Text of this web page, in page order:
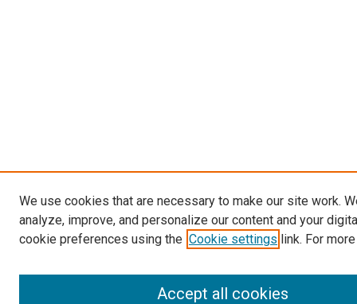
We use cookies that are necessary to make our site work.
analyze, improve, and personalize our content and your
cookie preferences using the Cookie settings link. For
Accept all cookies